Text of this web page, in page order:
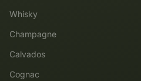
Whisky
Champagne
Calvados
Cognac